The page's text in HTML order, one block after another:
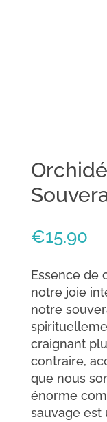
€15.90
Essence de
notre joie
notre
craignant
contraire,
que nous
énorme
sauvage est